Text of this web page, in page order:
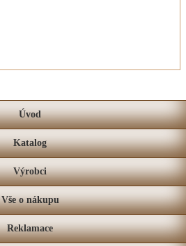
Úvod
Katalog
Výrobci
Vše o nákupu
Reklamace